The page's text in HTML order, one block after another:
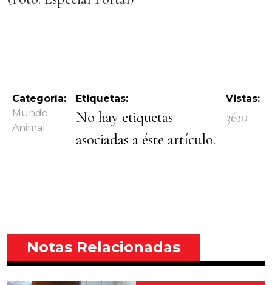
Categoría:
Mundo
Animal
Etiquetas:
No hay etiquetas
asociadas a éste artículo.
Vistas:
3610
Notas Relacionadas